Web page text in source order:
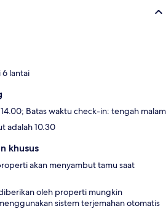
lantai
Batas waktu check-in: tengah malam
adalah 10.30
khusus
akan menyambut tamu saat
oleh properti mungkin
sistem terjemahan otomatis